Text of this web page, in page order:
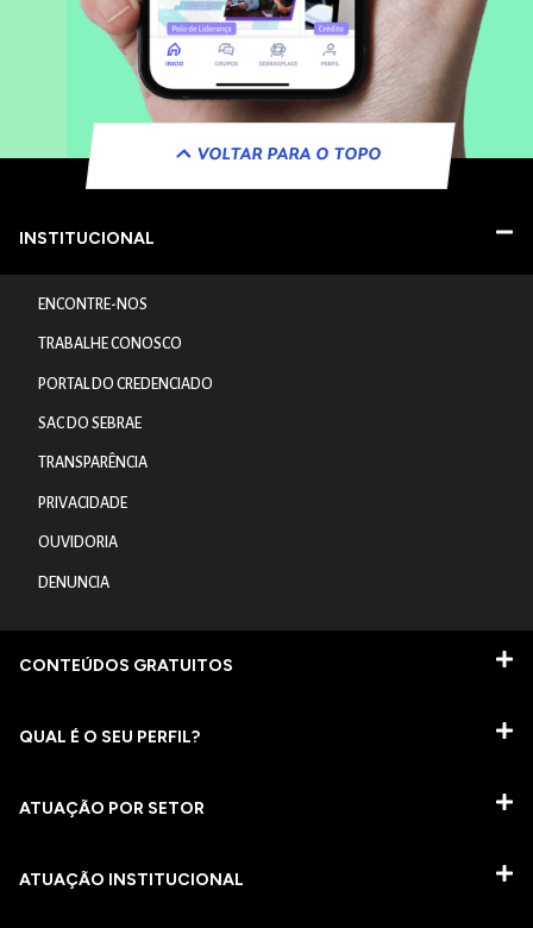
VOLTAR PARA O TOPO
INSTITUCIONAL
ENCONTRE-NOS
TRABALHE CONOSCO
PORTAL DO CREDENCIADO
SAC DO SEBRAE
TRANSPARÊNCIA
PRIVACIDADE
OUVIDORIA
DENUNCIA
CONTEÚDOS GRATUITOS
QUAL É O SEU PERFIL?
ATUAÇÃO POR SETOR
ATUAÇÃO INSTITUCIONAL